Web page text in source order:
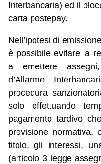
Interbancaria) ed il
carta postepay.
Nell’ipotesi di
è possibile evitare la
a emettere
d’Allarme
procedura
solo effettuando
pagamento tardivo
previsione normativa,
titolo, gli interessi,
(articolo 3 legge